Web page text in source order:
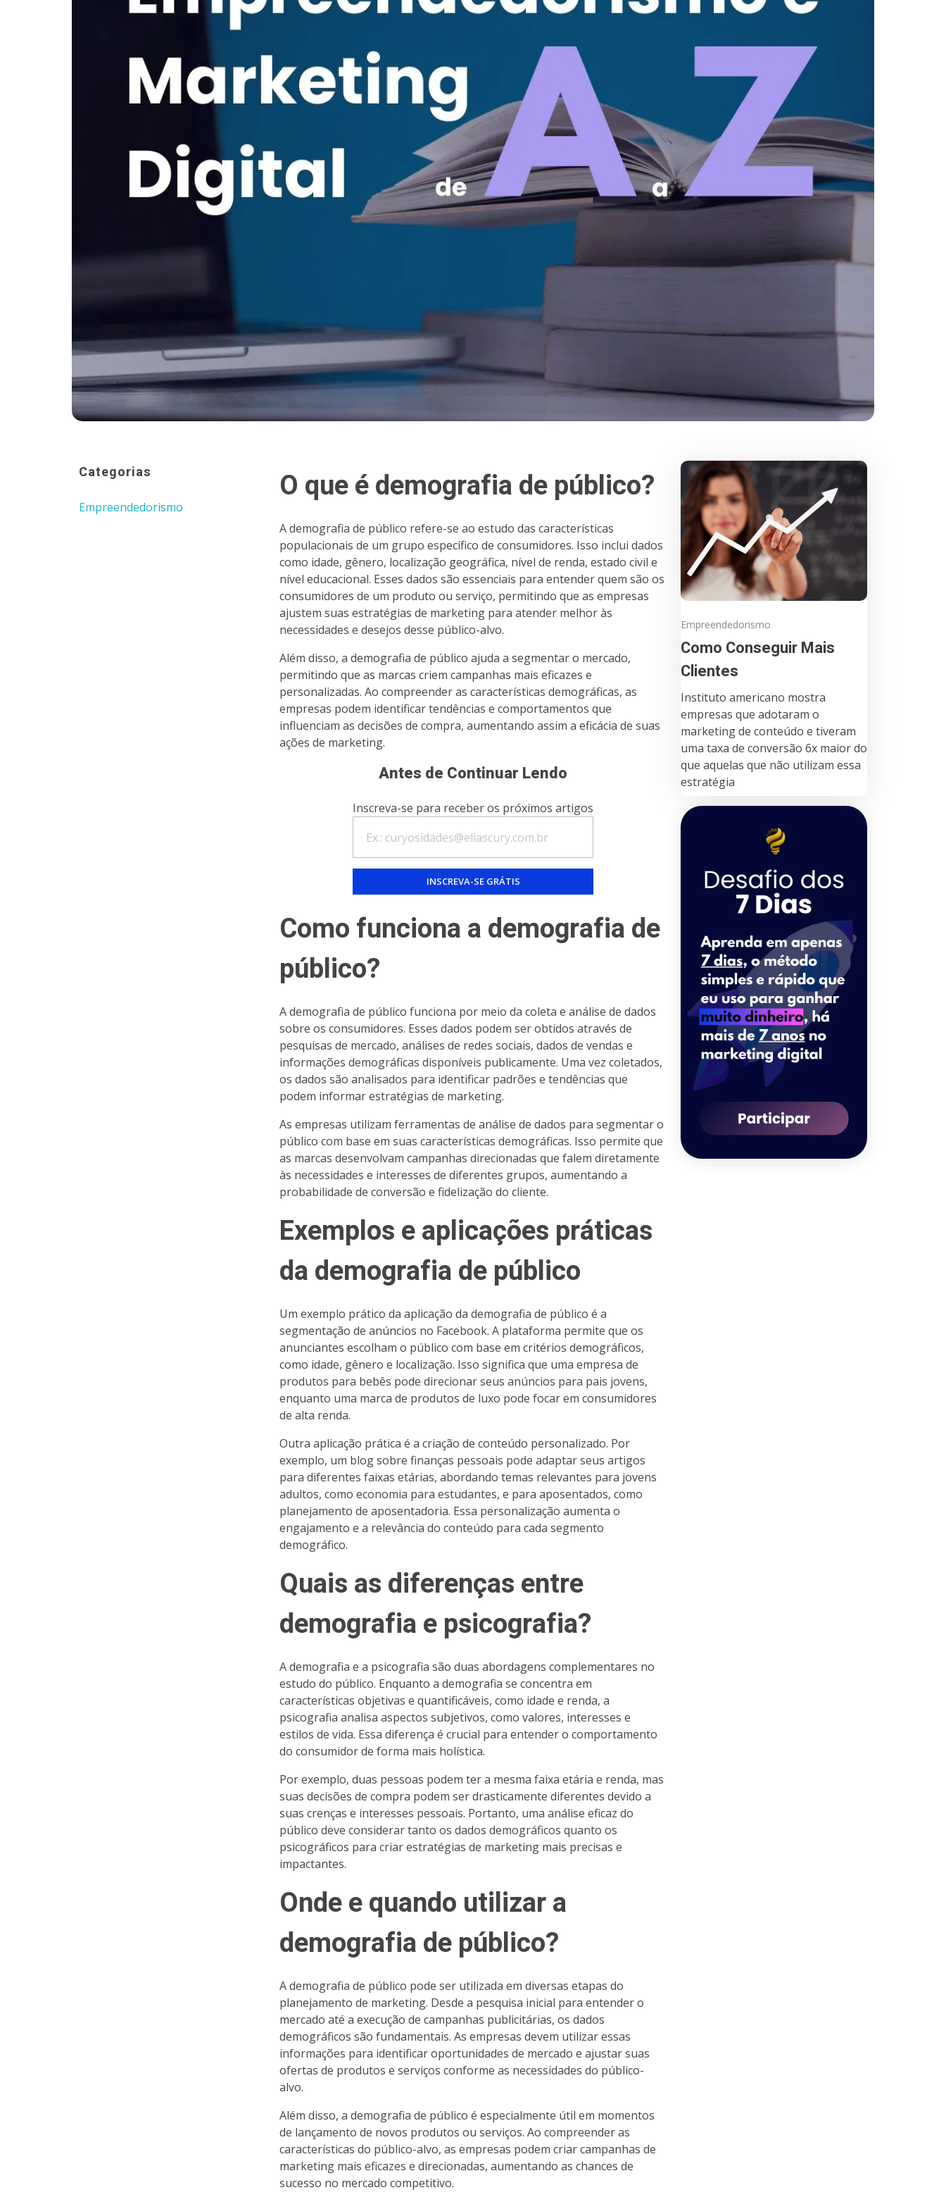
Categorias
Empreendedorismo
O que é demografia de público?
A demografia de público refere-se ao estudo das características
populacionais de um grupo específico de consumidores. Isso inclui dados
como idade, gênero, localização geográfica, nível de renda, estado civil e
nível educacional. Esses dados são essenciais para entender quem são os
consumidores de um produto ou serviço, permitindo que as empresas
ajustem suas estratégias de marketing para atender melhor às
necessidades e desejos desse público-alvo.
Além disso, a demografia de público ajuda a segmentar o mercado,
permitindo que as marcas criem campanhas mais eficazes e
personalizadas. Ao compreender as características demográficas, as
empresas podem identificar tendências e comportamentos que
influenciam as decisões de compra, aumentando assim a eficácia de suas
ações de marketing.
Antes de Continuar Lendo
Inscreva-se para receber os próximos artigos
Como funciona a demografia de
público?
A demografia de público funciona por meio da coleta e análise de dados
sobre os consumidores. Esses dados podem ser obtidos através de
pesquisas de mercado, análises de redes sociais, dados de vendas e
informações demográficas disponíveis publicamente. Uma vez coletados,
os dados são analisados para identificar padrões e tendências que
podem informar estratégias de marketing.
As empresas utilizam ferramentas de análise de dados para segmentar o
público com base em suas características demográficas. Isso permite que
as marcas desenvolvam campanhas direcionadas que falem diretamente
às necessidades e interesses de diferentes grupos, aumentando a
probabilidade de conversão e fidelização do cliente.
Exemplos e aplicações práticas
da demografia de público
Um exemplo prático da aplicação da demografia de público é a
segmentação de anúncios no Facebook. A plataforma permite que os
anunciantes escolham o público com base em critérios demográficos,
como idade, gênero e localização. Isso significa que uma empresa de
produtos para bebês pode direcionar seus anúncios para pais jovens,
enquanto uma marca de produtos de luxo pode focar em consumidores
de alta renda.
Outra aplicação prática é a criação de conteúdo personalizado. Por
exemplo, um blog sobre finanças pessoais pode adaptar seus artigos
para diferentes faixas etárias, abordando temas relevantes para jovens
adultos, como economia para estudantes, e para aposentados, como
planejamento de aposentadoria. Essa personalização aumenta o
engajamento e a relevância do conteúdo para cada segmento
demográfico.
Quais as diferenças entre
demografia e psicografia?
A demografia e a psicografia são duas abordagens complementares no
estudo do público. Enquanto a demografia se concentra em
características objetivas e quantificáveis, como idade e renda, a
psicografia analisa aspectos subjetivos, como valores, interesses e
estilos de vida. Essa diferença é crucial para entender o comportamento
do consumidor de forma mais holística.
Por exemplo, duas pessoas podem ter a mesma faixa etária e renda, mas
suas decisões de compra podem ser drasticamente diferentes devido a
suas crenças e interesses pessoais. Portanto, uma análise eficaz do
público deve considerar tanto os dados demográficos quanto os
psicográficos para criar estratégias de marketing mais precisas e
impactantes.
Onde e quando utilizar a
demografia de público?
A demografia de público pode ser utilizada em diversas etapas do
planejamento de marketing. Desde a pesquisa inicial para entender o
mercado até a execução de campanhas publicitárias, os dados
demográficos são fundamentais. As empresas devem utilizar essas
informações para identificar oportunidades de mercado e ajustar suas
ofertas de produtos e serviços conforme as necessidades do público-
alvo.
Além disso, a demografia de público é especialmente útil em momentos
de lançamento de novos produtos ou serviços. Ao compreender as
características do público-alvo, as empresas podem criar campanhas de
marketing mais eficazes e direcionadas, aumentando as chances de
sucesso no mercado competitivo.
Empreendedorismo
Como Conseguir Mais
Clientes
Instituto americano mostra
empresas que adotaram o
marketing de conteúdo e tiveram
uma taxa de conversão 6x maior do
que aquelas que não utilizam essa
estratégia